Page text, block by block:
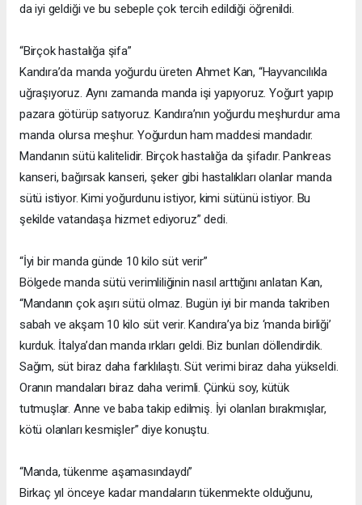
da iyi geldiği ve bu sebeple çok tercih edildiği öğrenildi.
“Birçok hastalığa şifa”
Kandıra’da manda yoğurdu üreten Ahmet Kan, “Hayvancılıkla
uğraşıyoruz. Aynı zamanda manda işi yapıyoruz. Yoğurt yapıp
pazara götürüp satıyoruz. Kandıra’nın yoğurdu meşhurdur ama
manda olursa meşhur. Yoğurdun ham maddesi mandadır.
Mandanın sütü kalitelidir. Birçok hastalığa da şifadır. Pankreas
kanseri, bağırsak kanseri, şeker gibi hastalıkları olanlar manda
sütü istiyor. Kimi yoğurdunu istiyor, kimi sütünü istiyor. Bu
şekilde vatandaşa hizmet ediyoruz” dedi.
“İyi bir manda günde 10 kilo süt verir”
Bölgede manda sütü verimliliğinin nasıl arttığını anlatan Kan,
“Mandanın çok aşırı sütü olmaz. Bugün iyi bir manda takriben
sabah ve akşam 10 kilo süt verir. Kandıra’ya biz ‘manda birliği’
kurduk. İtalya’dan manda ırkları geldi. Biz bunları döllendirdik.
Sağım, süt biraz daha farklılaştı. Süt verimi biraz daha yükseldi.
Oranın mandaları biraz daha verimli. Çünkü soy, kütük
tutmuşlar. Anne ve baba takip edilmiş. İyi olanları bırakmışlar,
kötü olanları kesmişler” diye konuştu.
“Manda, tükenme aşamasındaydı”
Birkaç yıl önceye kadar mandaların tükenmekte olduğunu,